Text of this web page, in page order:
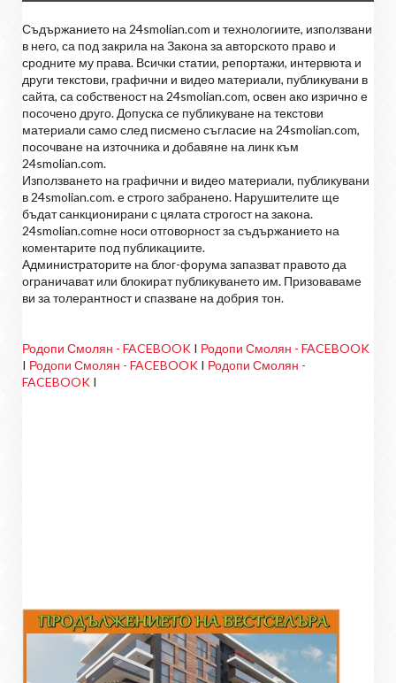
Съдържанието на 24smolian.com и технологиите, използвани
в него, са под закрила на Закона за авторското право и
сродните му права. Всички статии, репортажи, интервюта и
други текстови, графични и видео материали, публикувани в
сайта, са собственост на 24smolian.com, освен ако изрично е
посочено друго. Допуска се публикуване на текстови
материали само след писмено съгласие на 24smolian.com,
посочване на източника и добавяне на линк към
24smolian.com.
Използването на графични и видео материали, публикувани
в 24smolian.com. е строго забранено. Нарушителите ще
бъдат санкционирани с цялата строгост на закона.
24smolian.comне носи отговорност за съдържанието на
коментарите под публикациите.
Администраторите на блог-форума запазват правото да
ограничават или блокират публикуването им. Призоваваме
ви за толерантност и спазване на добрия тон.
Родопи Смолян - FACEBOOK I Родопи Смолян - FACEBOOK
I Родопи Смолян - FACEBOOK I Родопи Смолян -
FACEBOOK I